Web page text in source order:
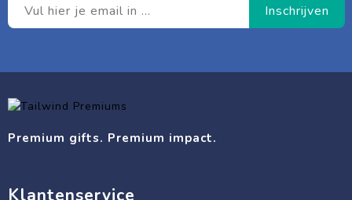
Premium gifts. Premium impact.
Klantenservice